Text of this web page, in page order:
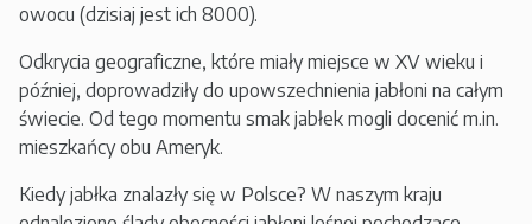
owocu (dzisiaj jest ich 8000).
Odkrycia geograficzne, które miały miejsce w XV wieku i
później, doprowadziły do upowszechnienia jabłoni na całym
świecie. Od tego momentu smak jabłek mogli docenić m.in.
mieszkańcy obu Ameryk.
Kiedy jabłka znalazły się w Polsce? W naszym kraju